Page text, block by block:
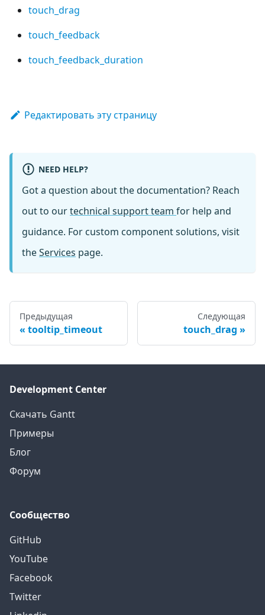
touch_drag
touch_feedback
touch_feedback_duration
Редактировать эту страницу
NEED HELP?
Got a question about the documentation? Reach
out to ourtechnical support team for help and
guidance. For custom component solutions, visit
theServices page.
Предыдущая
tooltip_timeout
Следующая
touch_drag
Development Center
Скачать Gantt
Примеры
Блог
Форум
Сообщество
GitHub
YouTube
Facebook
Twitter